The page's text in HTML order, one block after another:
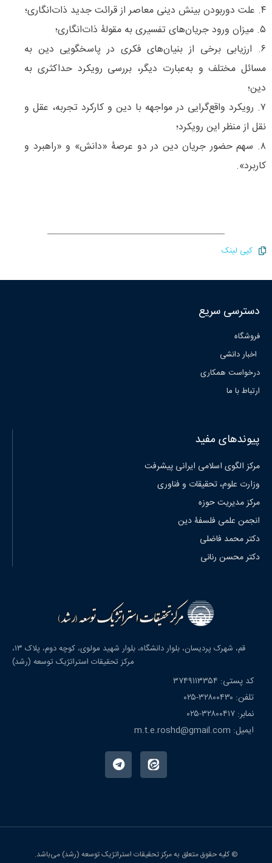
۴. علت دوربودن بینش دینی معاصر از قرائت جدید ذات‌انگاری؛
۵. میزان ورود جریان‌های تفسیری به مقولۀ ذات‌انگاری؛
۶. ارزیابی برخی از بنیان‌های فکری در پاسخگویی دین به
مسائل مختلف و به‌عبارت دیگر، بررسی رویکرد حداکثری به
دین؛
۷. رویکرد واقع‌گرایی در مواجهه با دین و کارکرد تجربه، عقل و
نقل از منظر این رویکرد؛
۸. سهم حضور جریان دین در دو عرصۀ «دانش» و «راهبرد و
کاربرد».
کپی لینک
دسترسی سریع
فروشگاه
اخبار دانشی
درخواست همکاری
ارتباط با ما
پیوندهای مفید
مرکز الگوی اسلامی ایرانی پیشرفت
وزارت علوم، تحقیقات و فناوری
مرکز مدیریت حوزه
انجمن علمی فلسفۀ دین
دکتر محمد فاضلی
دکتر محسن رنانی
قم، شهرک پردیسان، بلوار دانشگاه، بلوار شهید مولوی، کوچه دوم، پلاک ۱۳،
مرکز تحقیقات استراتژیک توسعه (رشد)
کد پستی: ۳۷۴۹۱۱۳۳۵۴
تلفن: ۳۲۸۰۰۴۳۰-۰۲۵
نمابر: ۳۲۸۰۰۴۱۷-۰۲۵
ایمیل: m.t.e.roshd@gmail.com
© کلیه حقوق متعلق به مرکز تحقیقات استراتژیک توسعه (رشد) می‌باشد.